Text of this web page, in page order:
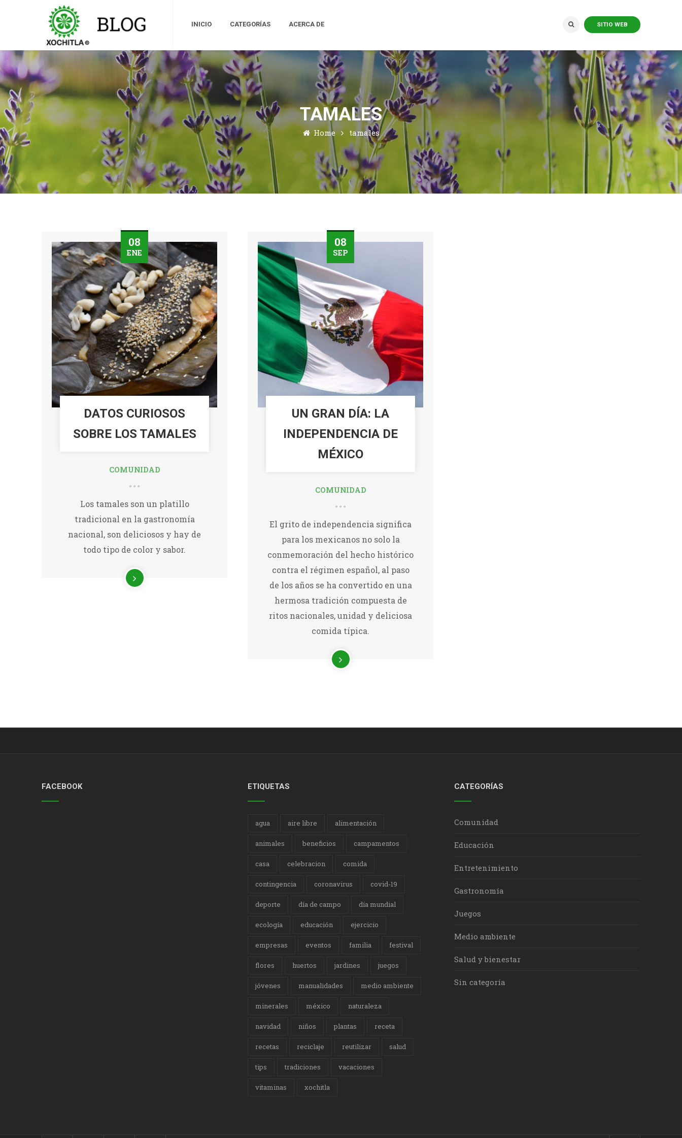
INICIO CATEGORÍAS ACERCA DE SITIO WEB
TAMALES
Home tamales
08
ENE
DATOS CURIOSOS
SOBRE LOS TAMALES
COMUNIDAD
Los tamales son un platillo
tradicional en la gastronomía
nacional, son deliciosos y hay de
todo tipo de color y sabor.
08
SEP
UN GRAN DÍA: LA
INDEPENDENCIA DE
MÉXICO
COMUNIDAD
El grito de independencia significa
para los mexicanos no solo la
conmemoración del hecho histórico
contra el régimen español, al paso
de los años se ha convertido en una
hermosa tradición compuesta de
ritos nacionales, unidad y deliciosa
comida típica.
FACEBOOK ETIQUETAS
agua aire libre alimentación
animales beneficios campamentos
casa celebracion comida
contingencia coronavirus covid-19
deporte día de campo día mundial
ecología educación ejercicio
empresas eventos familia festival
flores huertos jardines juegos
jóvenes manualidades medio ambiente
minerales méxico naturaleza
navidad niños plantas receta
recetas reciclaje reutilizar salud
tips tradiciones vacaciones
vitaminas xochitla
CATEGORÍAS
Comunidad
Educación
Entretenimiento
Gastronomía
Juegos
Medio ambiente
Salud y bienestar
Sin categoría